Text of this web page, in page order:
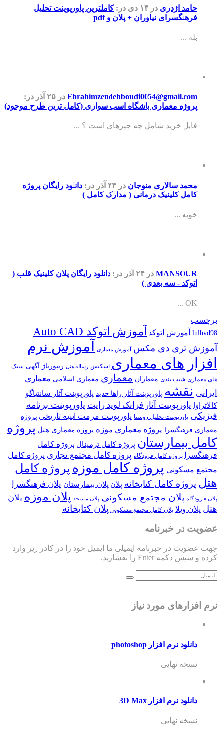
حامد اژدری در ۱۳ دی در:کاملترین پاورپوینت تحلیل
فرهنگسرای نیاوران + پلان و pdf
بله ...
Ebrahimzendehboudi0054@gmail.com در ۲۵ آذر
در:
پروژه معماری باشگاه اسب سواری (کامل ترین طرح موجود)
فایل خرید شامل چه چیزهای است ؟ ...
محمد سالاری منوجان در ۲۴ آذر در: دانلود رایگان پروژه
کامل کلینیک درمانی ( مدارک کامل )
خوبه ...
MANSOUR در ۲۴ آذر در: دانلود رایگان پلان کلینیک قلب (
اتوکد - سه بعدی )
OK ...
برچسب
lulhvd98 آموزش اتوکد آموزش اتوکد Auto CAD
آموزش تری دی مکس آموزش معماری
آموزش نرم
افزار های معماری اسکیس رساله هتل ریپورتاژ آگهی سبک
های معماری شیت بندی معماران معماری معماری اسلامی معماری
ایرانی نقشه پاورپوینت آثار زاها حدید پاورپوینت آثار سانتیاگو
کالاتراوا پاورپوینت آثار فرانک لوید رایت پاورپوینت برنامه
فیزیکی پاورپوینت تحلیل روستا پاورپوینت مرمت ابنیه تاریخی پروژه
معماری فرهنگسرا پروژه معماری موزه پروژه معماری هتل پروژه
کامل بیمارستان پروژه کامل ترمینال پروژه کامل
فرهنگسرا
پروژه کامل فرودگاه پروژه کامل مجتمع تجاری پروژه کامل
مجتمع مسکونی پروژه کامل موزه پروژه کامل
هتل پروژه کامل کتابخانه پلان پلان بیمارستان پلان فرهنگسرا
پلان فرودگاه پلان مجتمع مسکونی پلان مسجد پلان موزه پلان
هتل پلان ویلا پلان کامل مجتمع مسکونی پلان کتابخانه
عضویت در خبرنامه
جهت عضویت در خبرنامه ایمیلی ما ایمیل خود را در کادر زیر وارد
کرده و سپس دکمه Enter را بفشارید.
نرم افزارهای مورد نیاز
دانلود نرم افزار photoshop
نسخه نهایی
دانلود نرم افزار 3D Max
نسخه نهایی